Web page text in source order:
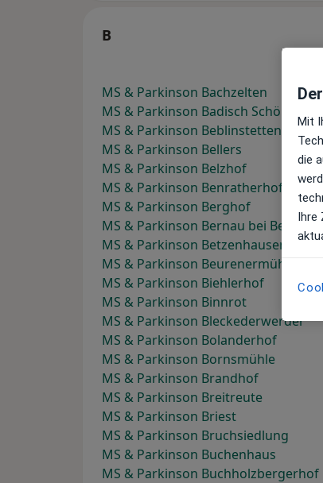
B
MS & Parkinson Bachzelten
MS & Parkinson Badisch Schöllenbach
MS & Parkinson Beblinstetten
MS & Parkinson Bellers
MS & Parkinson Belzhof
MS & Parkinson Benratherhof
MS & Parkinson Berghof
MS & Parkinson Bernau bei Berlin
MS & Parkinson Betzenhausen
MS & Parkinson Beurenermühle
MS & Parkinson Biehlerhof
MS & Parkinson Binnrot
MS & Parkinson Bleckederwerder
MS & Parkinson Bolanderhof
MS & Parkinson Bornsmühle
MS & Parkinson Brandhof
MS & Parkinson Breitreute
MS & Parkinson Briest
MS & Parkinson Bruchsiedlung
MS & Parkinson Buchenhaus
MS & Parkinson Buchholzbergerhof
Mit
die
Ihre